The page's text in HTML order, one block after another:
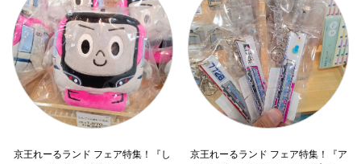
京王れーるランド フェア特集！『し
京王れーるランド フェア特集！『ア